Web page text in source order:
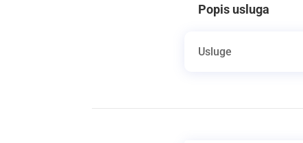
Popis usluga
Usluge